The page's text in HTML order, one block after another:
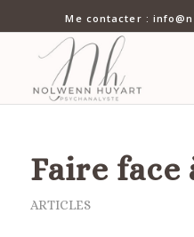
Me contacter :
Faire face
ARTICLES